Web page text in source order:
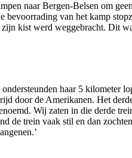
naar Bergen-Belsen om
van het kamp
kist werd weggebracht. Dit
haar 5 kilometer
door de Amerikanen. Het
Wij zaten in die derde
de trein vaak stil en dan